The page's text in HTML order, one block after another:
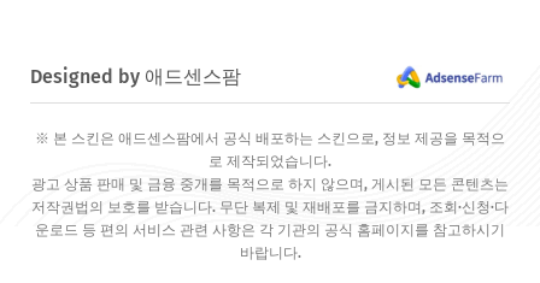
Designed by 애드센스팜
※ 본 스킨은 애드센스팜에서 공식 배포하는 스킨으로, 정보 제공을 목적으
로 제작되었습니다.
광고 상품 판매 및 금융 중개를 목적으로 하지 않으며, 게시된 모든 콘텐츠는
저작권법의 보호를 받습니다. 무단 복제 및 재배포를 금지하며, 조회·신청·다
운로드 등 편의 서비스 관련 사항은 각 기관의 공식 홈페이지를 참고하시기
바랍니다.